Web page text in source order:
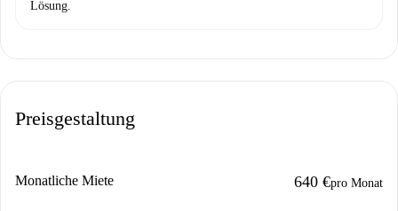
Lösung.
Preisgestaltung
Monatliche Miete 640 €pro Monat